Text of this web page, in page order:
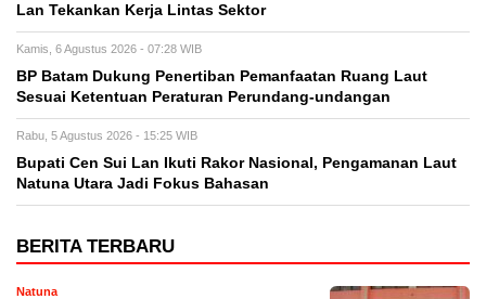
Lan Tekankan Kerja Lintas Sektor
Kamis, 6 Agustus 2026 - 07:28 WIB
BP Batam Dukung Penertiban Pemanfaatan Ruang Laut
Sesuai Ketentuan Peraturan Perundang-undangan
Rabu, 5 Agustus 2026 - 15:25 WIB
Bupati Cen Sui Lan Ikuti Rakor Nasional, Pengamanan Laut
Natuna Utara Jadi Fokus Bahasan
BERITA TERBARU
Natuna